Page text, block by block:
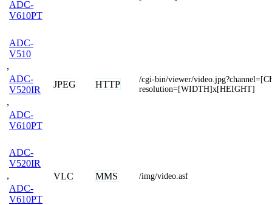
ADC-
V610PT
ADC-
V510
,
ADC-
V520IR
,
ADC-
V610PT
JPEG HTTP
/cgi-bin/viewer/
resolution=[WIDTH]x[HEIGHT]
ADC-
V520IR
,
ADC-
V610PT
VLC MMS /img/video.asf